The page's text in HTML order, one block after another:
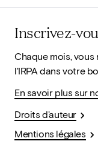
Inscrivez-
Chaque mois,
l'IRPA dans votre
En savoir plus sur
Droits d'auteur
Mentions légales